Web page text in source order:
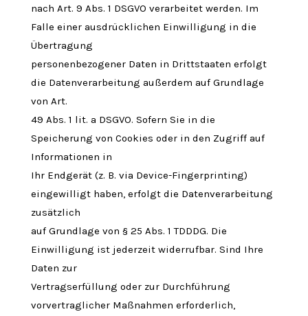
nach Art. 9 Abs. 1 DSGVO verarbeitet werden. Im
Falle einer ausdrücklichen Einwilligung in die
Übertragung
personenbezogener Daten in Drittstaaten erfolgt
die Datenverarbeitung außerdem auf Grundlage
von Art.
49 Abs. 1 lit. a DSGVO. Sofern Sie in die
Speicherung von Cookies oder in den Zugriff auf
Informationen in
Ihr Endgerät (z. B. via Device-Fingerprinting)
eingewilligt haben, erfolgt die Datenverarbeitung
zusätzlich
auf Grundlage von § 25 Abs. 1 TDDDG. Die
Einwilligung ist jederzeit widerrufbar. Sind Ihre
Daten zur
Vertragserfüllung oder zur Durchführung
vorvertraglicher Maßnahmen erforderlich,